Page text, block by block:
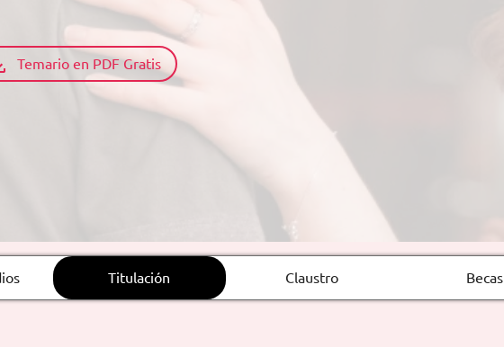
Temario en PDF Gratis
Titulación Claustro Becas